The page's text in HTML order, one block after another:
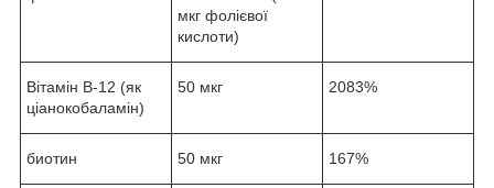
мкг фолієвої
кислоти)
Вітамін В-12 (як
ціанокобаламін)
50 мкг 2083%
биотин 50 мкг 167%